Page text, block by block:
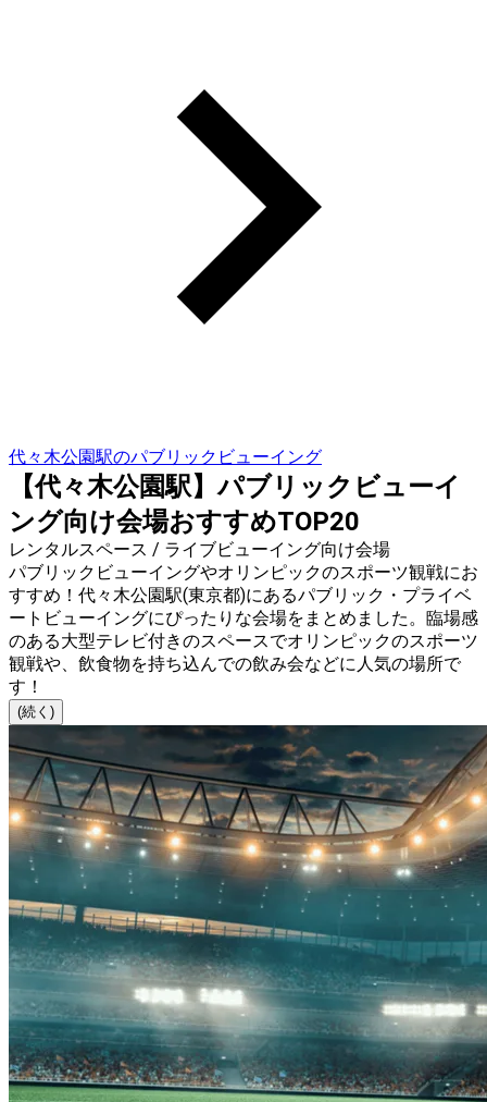
代々木公園駅のパブリックビューイング
【代々木公園駅】パブリックビューイ
ング向け会場おすすめTOP20
レンタルスペース / ライブビューイング向け会場
パブリックビューイングやオリンピックのスポーツ観戦にお
すすめ！代々木公園駅(東京都)にあるパブリック・プライベ
ートビューイングにぴったりな会場をまとめました。臨場感
のある大型テレビ付きのスペースでオリンピックのスポーツ
観戦や、飲食物を持ち込んでの飲み会などに人気の場所で
す！
(続く)